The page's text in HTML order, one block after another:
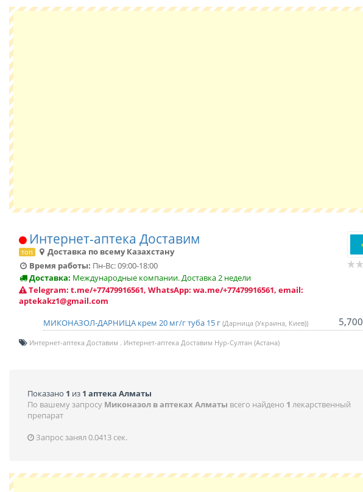
Интернет-аптека Доставим
топ
Доставка по всему Казахстану
Время работы: Пн-Вс: 09:00-18:00
Доставка: Международные компании. Доставка 2 недели
Telegram: t.me/+77479916561, WhatsApp: wa.me/+77479916561, email:
aptekakz1@gmail.com
МИКОНАЗОЛ-ДАРНИЦА крем 20 мг/г туба 15 г (Дарница (Украина, Киев)) 5,700
Интернет-аптека Доставим Интернет-аптека Доставим Нур-Султан (Астана)
Показано 1 из 1 аптека Алматы
По вашему запросу Миконазол в аптеках Алматы всего найдено 1 лекарственный
препарат
Запрос занял 0.0413 сек.